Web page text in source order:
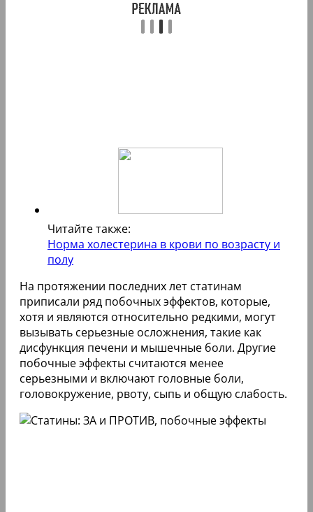
Читайте также:
Норма холестерина в крови по возрасту и
полу
На протяжении последних лет статинам
приписали ряд побочных эффектов, которые,
хотя и являются относительно редкими, могут
вызывать серьезные осложнения, такие как
дисфункция печени и мышечные боли. Другие
побочные эффекты считаются менее
серьезными и включают головные боли,
головокружение, рвоту, сыпь и общую слабость.